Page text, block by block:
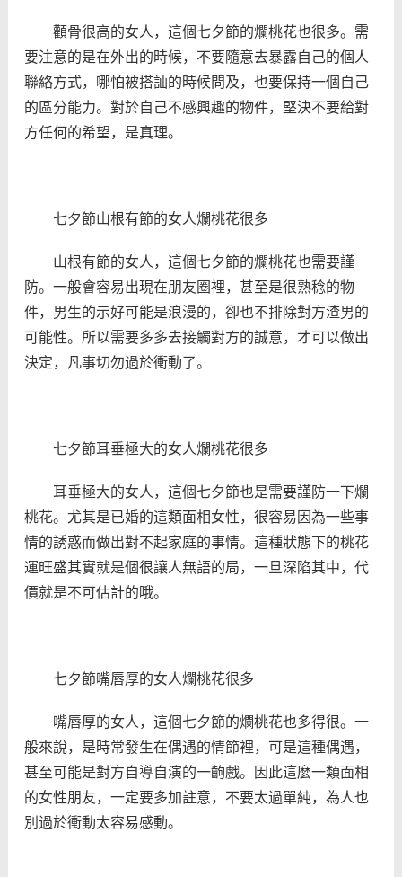
顴骨很高的女人，這個七夕節的爛桃花也很多。需
要注意的是在外出的時候，不要隨意去暴露自己的個人
聯絡方式，哪怕被搭訕的時候問及，也要保持一個自己
的區分能力。對於自己不感興趣的物件，堅決不要給對
方任何的希望，是真理。
七夕節山根有節的女人爛桃花很多
山根有節的女人，這個七夕節的爛桃花也需要謹
防。一般會容易出現在朋友圈裡，甚至是很熟稔的物
件，男生的示好可能是浪漫的，卻也不排除對方渣男的
可能性。所以需要多多去接觸對方的誠意，才可以做出
決定，凡事切勿過於衝動了。
七夕節耳垂極大的女人爛桃花很多
耳垂極大的女人，這個七夕節也是需要謹防一下爛
桃花。尤其是已婚的這類面相女性，很容易因為一些事
情的誘惑而做出對不起家庭的事情。這種狀態下的桃花
運旺盛其實就是個很讓人無語的局，一旦深陷其中，代
價就是不可估計的哦。
七夕節嘴唇厚的女人爛桃花很多
嘴唇厚的女人，這個七夕節的爛桃花也多得很。一
般來說，是時常發生在偶遇的情節裡，可是這種偶遇，
甚至可能是對方自導自演的一齣戲。因此這麼一類面相
的女性朋友，一定要多加註意，不要太過單純，為人也
別過於衝動太容易感動。